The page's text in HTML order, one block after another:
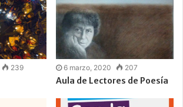
239 6 marzo, 2020 207
Aula de Lectores de Poesía